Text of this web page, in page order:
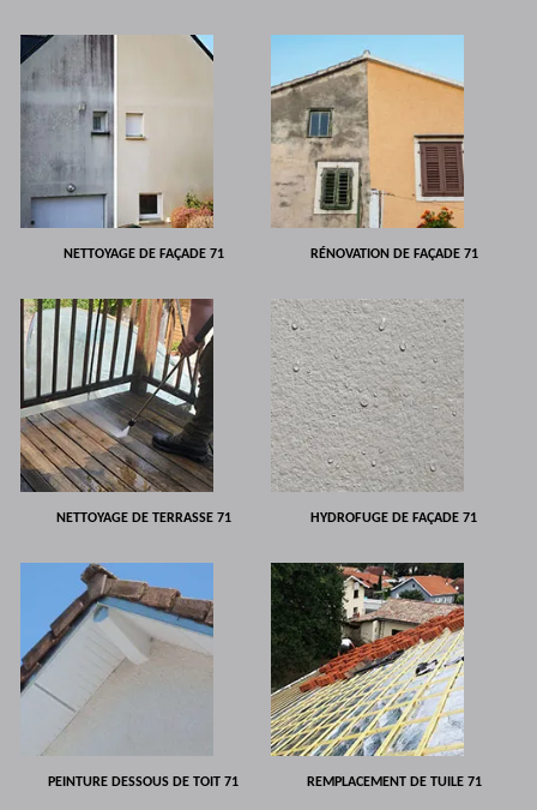
NETTOYAGE DE FAÇADE 71 RÉNOVATION DE FAÇADE 71
NETTOYAGE DE TERRASSE 71 HYDROFUGE DE FAÇADE 71
PEINTURE DESSOUS DE TOIT 71 REMPLACEMENT DE TUILE 71